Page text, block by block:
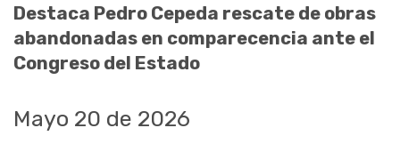
Destaca Pedro Cepeda rescate de obras
abandonadas en comparecencia ante el
Congreso del Estado
Mayo 20 de 2026